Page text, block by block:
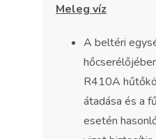
Meleg víz
A beltéri
R410A
átadása és a
esetén